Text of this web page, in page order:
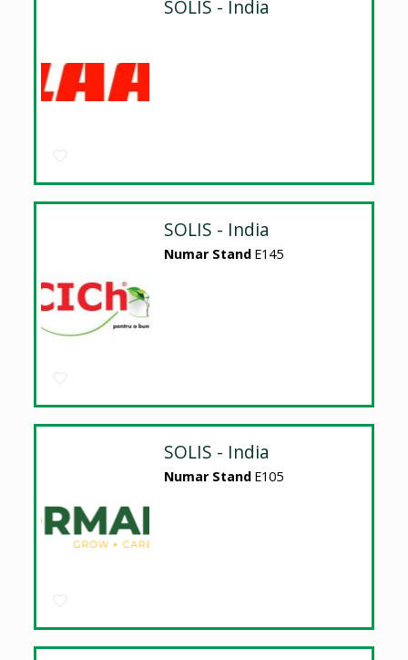
SOLIS - India
SOLIS - India
Numar Stand E145
SOLIS - India
Numar Stand E105